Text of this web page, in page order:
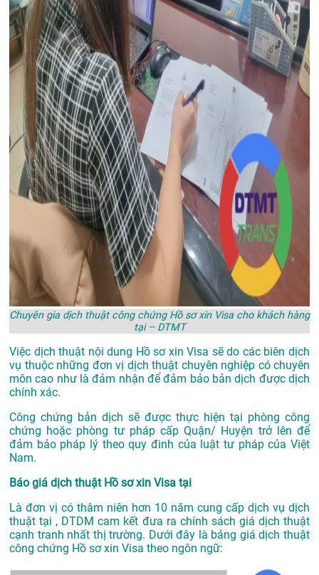
Chuyên gia dịch thuật công chứng Hồ sơ xin Visa cho khách hàng
tại – DTMT
Việc dịch thuật nội dung Hồ sơ xin Visa sẽ do các biên dịch
vụ thuộc những đơn vị dịch thuật chuyên nghiệp có chuyên
môn cao như là đảm nhận để đảm bảo bản dịch được dịch
chính xác.
Công chứng bản dịch sẽ được thực hiện tại phòng công
chứng hoặc phòng tư pháp cấp Quận/ Huyện trở lên để
đảm bảo pháp lý theo quy đinh của luật tư pháp của Việt
Nam.
Báo giá dịch thuật Hồ sơ xin Visa tại
Là đơn vị có thâm niên hơn 10 năm cung cấp dịch vụ dịch
thuật tại , DTDM cam kết đưa ra chính sách giá dịch thuật
cạnh tranh nhất thị trường. Dưới đây là bảng giá dịch thuật
công chứng Hồ sơ xin Visa theo ngôn ngữ: